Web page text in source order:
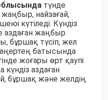
түнде
найзағай,
күтіледі. Күндіз
аздаған жаңбыр
бұршақ түсіп, жел
батысында
жоғары өрт қаупі
аздаған
бұршақ және желдің